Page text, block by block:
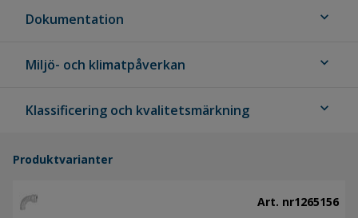
Dokumentation expand_more
Miljö- och klimatpåverkan expand_more
Klassificering och kvalitetsmärkning expand_more
Produktvarianter
Art. nr1265156